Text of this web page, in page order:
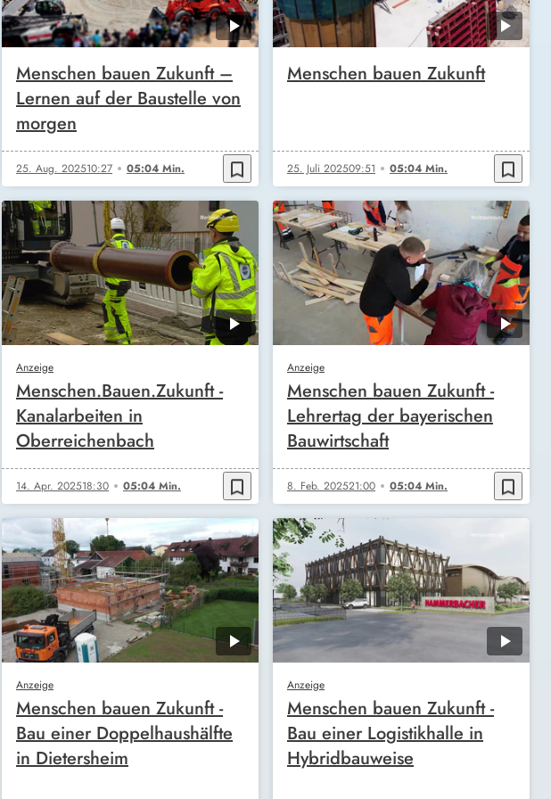
Menschen bauen Zukunft –
Lernen auf der Baustelle von
morgen
25. Aug. 202510:27 05:04 Min. bookmark_border
Menschen bauen Zukunft
25. Juli 202509:51 05:04 Min. bookmark_border
Anzeige
Menschen.Bauen.Zukunft -
Kanalarbeiten in
Oberreichenbach
14. Apr. 202518:30 05:04 Min. bookmark_border
Anzeige
Menschen bauen Zukunft -
Lehrertag der bayerischen
Bauwirtschaft
8. Feb. 202521:00 05:04 Min. bookmark_border
Anzeige
Menschen bauen Zukunft -
Bau einer Doppelhaushälfte
in Dietersheim
Anzeige
Menschen bauen Zukunft -
Bau einer Logistikhalle in
Hybridbauweise